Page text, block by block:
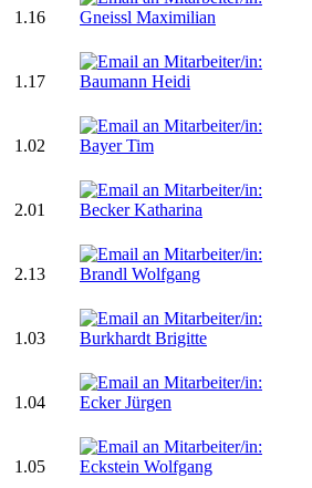
1.16
1.17
1.02
2.01
2.13
1.03
1.04
1.05